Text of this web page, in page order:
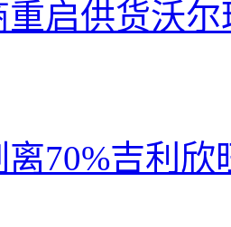
重启供货沃
70%吉利